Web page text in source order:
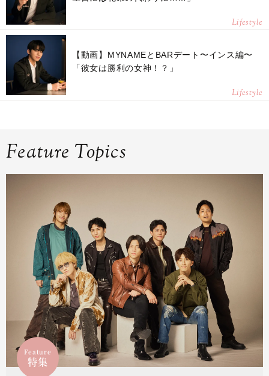
Lifestyle
【動画】MYNAMEとBARデート〜インス編〜
「彼女は勝利の女神！？」
Lifestyle
Feature Topics
Feature
特集